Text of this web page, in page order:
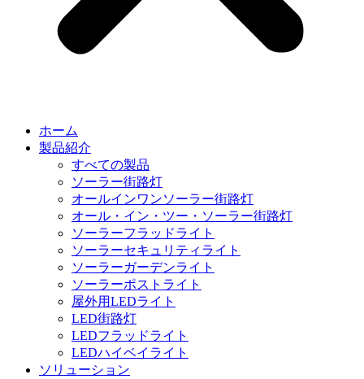
ホーム
製品紹介
すべての製品
ソーラー街路灯
オールインワンソーラー街路灯
オール・イン・ツー・ソーラー街路灯
ソーラーフラッドライト
ソーラーセキュリティライト
ソーラーガーデンライト
ソーラーポストライト
屋外用LEDライト
LED街路灯
LEDフラッドライト
LEDハイベイライト
ソリューション